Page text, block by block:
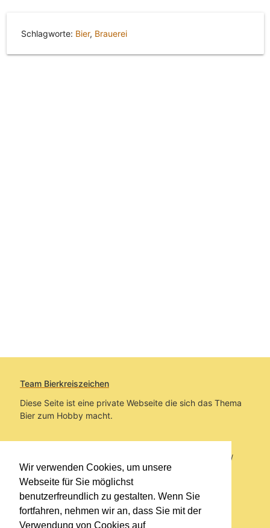
Wir verwenden Cookies, um unsere
Webseite für Sie möglichst
benutzerfreundlich zu gestalten. Wenn Sie
fortfahren, nehmen wir an, dass Sie mit der
Verwendung von Cookies auf
Schlagworte: Bier, Brauerei
Team Bierkreiszeichen
Diese Seite ist eine private Webseite die sich das Thema
Bier zum Hobby macht.
Sie befinden sich auf https://www.bierkreiszeichen.at/
im Pfad:Übers Bier/Brauereien
Erstellt: 2017-06-06